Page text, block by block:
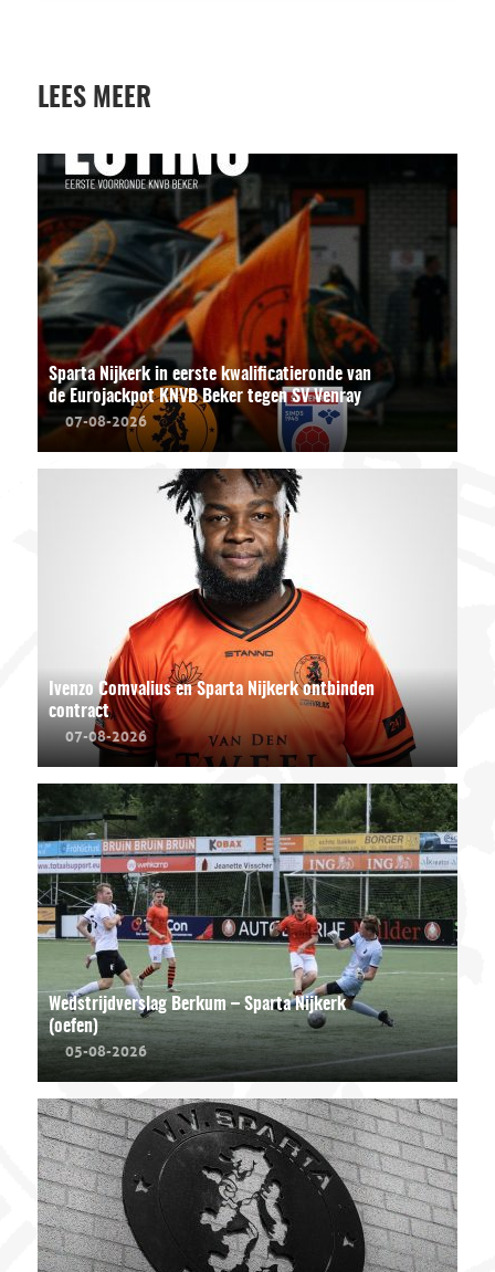
LEES MEER
Sparta Nijkerk in eerste kwalificatieronde van
de Eurojackpot KNVB Beker tegen SV Venray
07-08-2026
Ivenzo Comvalius en Sparta Nijkerk ontbinden
contract
07-08-2026
Wedstrijdverslag Berkum – Sparta Nijkerk
(oefen)
05-08-2026